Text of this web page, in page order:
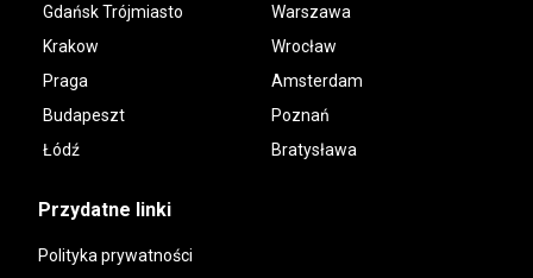
Gdańsk Trójmiasto
Warszawa
Krakow
Wrocław
Praga
Amsterdam
Budapeszt
Poznań
Łódź
Bratysława
Przydatne linki
Polityka prywatności